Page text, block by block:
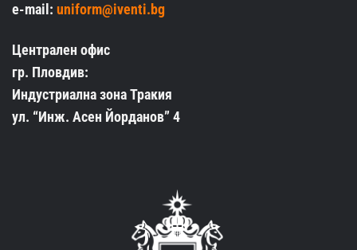
e-mail: uniform@iventi.bg
Централен офис
гр. Пловдив:
Индустриална зона Тракия
ул. “Инж. Асен Йорданов” 4